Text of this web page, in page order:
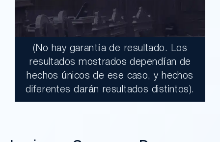
$17,900,000.00
Un jurado declaró al Condado de Los
(No hay garantía de resultado. Los
resultados mostrados dependían de
hechos únicos de ese caso, y hechos
diferentes darán resultados distintos).